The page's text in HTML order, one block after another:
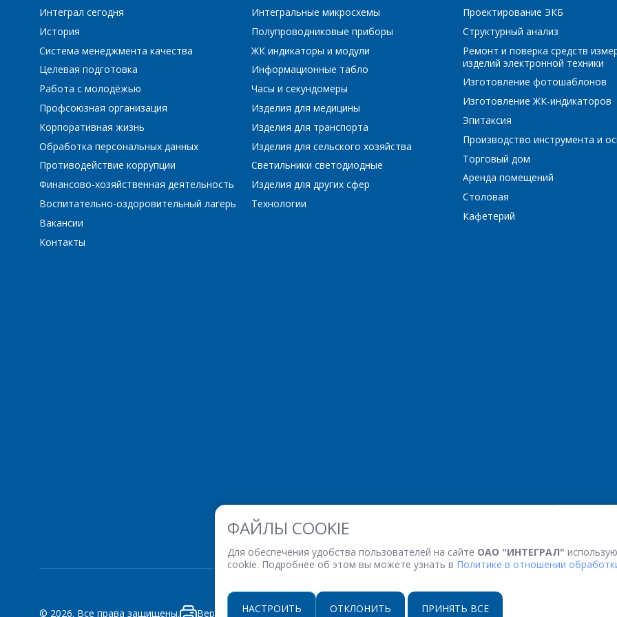
ФАЙЛЫ COOKIE
Для обеспечения удобства пользователей на сайте ОАО "ИНТЕГРАЛ"
cookie. Подробнее об этом вы можете узнать в Политике в отношении
НАСТРОИТЬ ОТКЛОНИТЬ ПРИНЯТЬ ВСЕ
Интеграл сегодня
История
Система менеджмента качества
Целевая подготовка
Работа с молодёжью
Профсоюзная организация
Корпоративная жизнь
Обработка персональных данных
Противодействие коррупции
Финансово-хозяйственная деятельность
Воспитательно-оздоровительный лагерь
Вакансии
Контакты
Интегральные микросхемы
Полупроводниковые приборы
ЖК индикаторы и модули
Информационные табло
Часы и секундомеры
Изделия для медицины
Изделия для транспорта
Изделия для сельского хозяйства
Светильники светодиодные
Изделия для других сфер
Технологии
Проектирование ЭКБ
Структурный анализ
Ремонт и поверка средств
изделий электронной техники
Изготовление фотошаблонов
Изготовление ЖК-индикаторов
Эпитаксия
Производство инструмента и
Торговый дом
Аренда помещений
Столовая
Кафетерий
© 2026. Все права защищены. Версия для печати
*- обязательные поля
Я согласен на обработку персональных данных*
*- обязательные поля